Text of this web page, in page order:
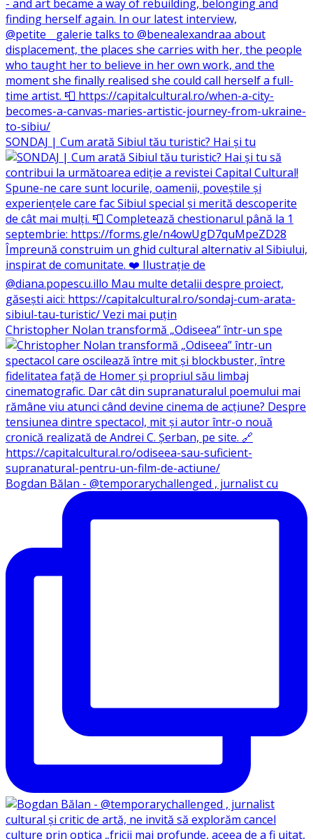
SONDAJ | Cum arată Sibiul tău turistic? Hai și tu
Christopher Nolan transformă „Odiseea” într-un spe
Bogdan Bălan - @temporarychallenged , jurnalist cu